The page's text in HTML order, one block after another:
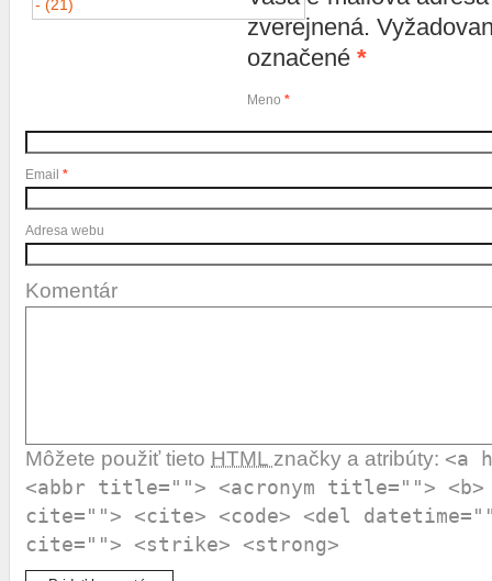
zverejnená.
označené *
Meno *
Email *
Adresa webu
Komentár
Môžete použiť tieto HTML značky a atribúty: <a
<abbr title=""> <acronym title=""> <b>
cite=""> <cite> <code> <del
cite=""> <strike> <strong>